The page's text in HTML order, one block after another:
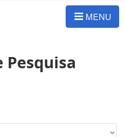
MENU
Pesquisa